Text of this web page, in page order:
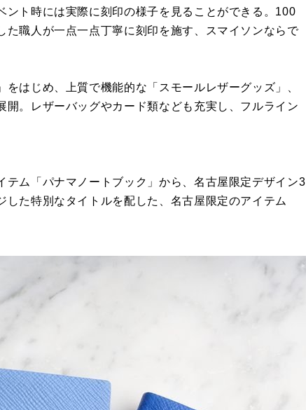
ト時には実際に刻印の様子を見ることができる。100
職人が一点一点丁寧に刻印を施す、スマイソンならで
はじめ、上質で機能的な「スモールレザーグッズ」、
。レザーバッグやカード類なども充実し、フルライン
ム「パナマノートブック」から、名古屋限定デザイン3
た特別なタイトルを配した、名古屋限定のアイテム